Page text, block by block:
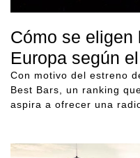
Cómo se eligen
Europa según
Con motivo del estreno
Best Bars, un ranking
aspira a ofrecer una